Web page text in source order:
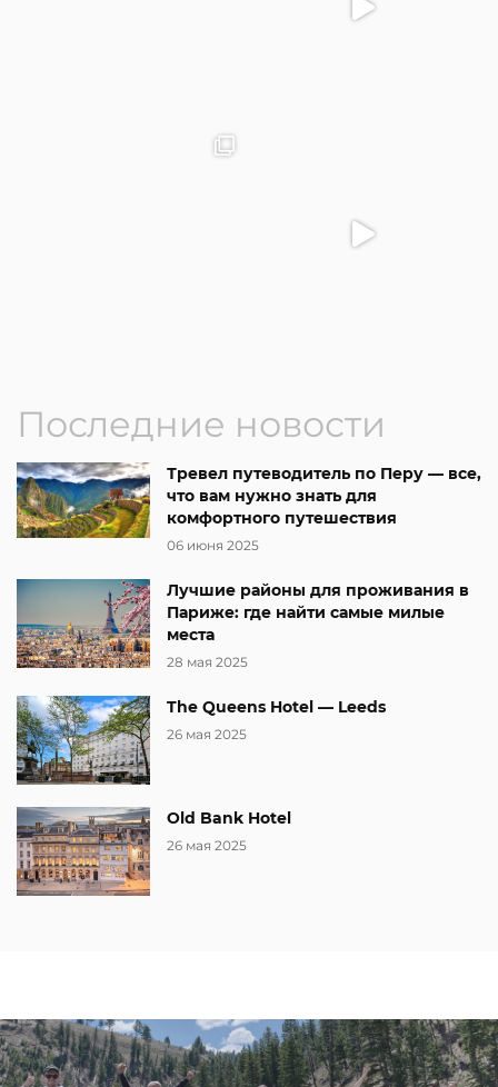
Последние новости
Тревел путеводитель по Перу — все,
что вам нужно знать для
комфортного путешествия
06 июня 2025
Лучшие районы для проживания в
Париже: где найти самые милые
места
28 мая 2025
The Queens Hotel — Leeds
26 мая 2025
Old Bank Hotel
26 мая 2025